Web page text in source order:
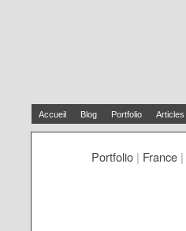
Accueil Blog Portfolio Articles
Portfolio | France |